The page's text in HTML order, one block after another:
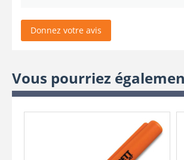
Donnez votre avis
Vous pourriez